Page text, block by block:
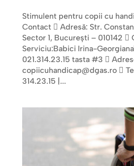
Stimulent pentru copii cu
Contact  Adresă: Str.
Sector 1, Bucureşti – 010142 
Serviciu:Babici Irina-
021.314.23.15 tasta #3 
copiicuhandicap@dgas.ro 
314.23.15 |...